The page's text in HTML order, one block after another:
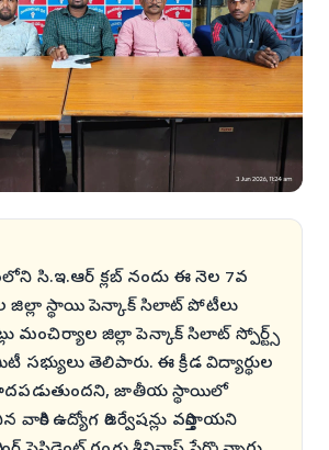
సి.ఇ.ఆర్ క్లబ్ నందు ఈ నెల 7వ
జిల్లా స్థాయి పెన్కాక్ సిలాట్ పోటీలు
మంచిర్యాల జిల్లా పెన్కాక్ సిలాట్ స్పోర్ట్స్
తెలిపారు. ఈ క్రీడ విద్యార్థుల
జాతీయ స్థాయిలో
ఉద్యోగ రిజర్వేషన్లు వర్తిస్తాయని